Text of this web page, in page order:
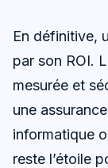
En définitive,
par son ROI.
mesurée et
une
informatique
reste l’étoile